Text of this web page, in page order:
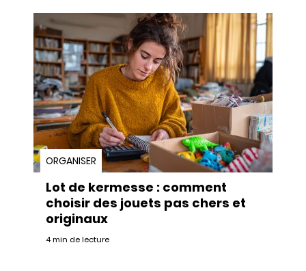
ORGANISER
Lot de kermesse : comment
choisir des jouets pas chers et
originaux
4 min de lecture